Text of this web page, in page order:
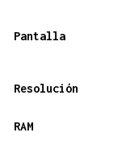
Pantalla
Resolución
RAM